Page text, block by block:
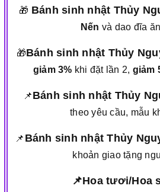
🎁 Bánh sinh nhật Thủy
Nến và dao đĩa
🎁Bánh sinh nhật Thủy
giảm 3% khi đặt lần 2, giảm
📌Bánh sinh nhật Thủy
theo yêu cầu, mẫu
📌 Bánh sinh nhật Thủy
khoản giao tặng
📌Hoa tươi/Hoa